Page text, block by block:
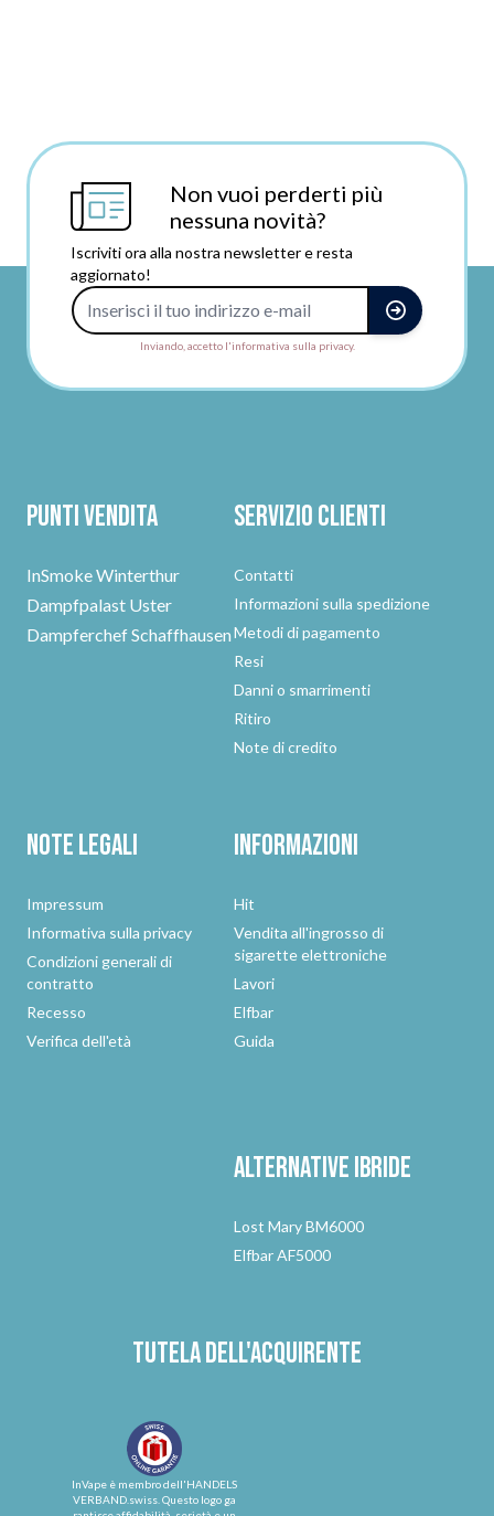
Non vuoi perderti più
nessuna novità?
Iscriviti ora alla nostra newsletter e resta
aggiornato!
Inviando, accetto l'informativa sulla privacy.
Punti vendita
InSmoke Winterthur
Dampfpalast Uster
Dampferchef Schaffhausen
Servizio clienti
Contatti
Informazioni sulla spedizione
Metodi di pagamento
Resi
Danni o smarrimenti
Ritiro
Note di credito
Note legali
Impressum
Informativa sulla privacy
Condizioni generali di
contratto
Recesso
Verifica dell'età
Informazioni
Hit
Vendita all'ingrosso di
sigarette elettroniche
Lavori
Elfbar
Guida
Alternativeibride
Lost Mary BM6000
Elfbar AF5000
Tutela dell'acquirente
InVape è membro dell'HANDELS
VERBAND.swiss. Questo logo ga